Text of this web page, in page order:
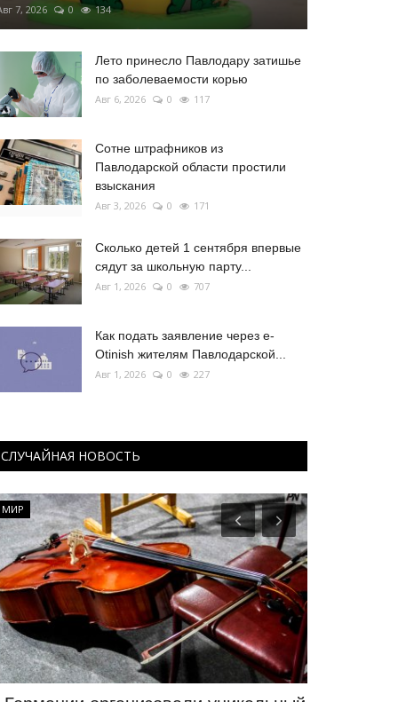
7, 2026 0 134
Лето принесло Павлодару затишье
по заболеваемости корью
Авг 6, 2026 0 117
Сотне штрафников из
Павлодарской области простили
взыскания
Авг 3, 2026 0 171
Сколько детей 1 сентября впервые
сядут за школьную парту...
Авг 1, 2026 0 707
Как подать заявление через e-
Otinish жителям Павлодарской...
Авг 1, 2026 0 227
СЛУЧАЙНАЯ НОВОСТЬ
МИР